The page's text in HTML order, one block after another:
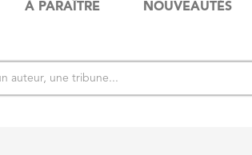
À PARAÎTRE NOUVEAUTÉS